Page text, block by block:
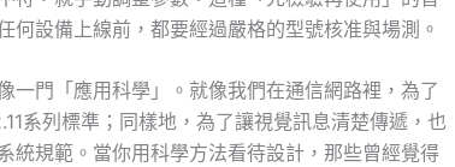
何設備上線前，都要經過嚴格的型號核准與場測。
一門「應用科學」。就像我們在通信網路裡，為了
系列標準；同樣地，為了讓視覺訊息清楚傳遞，也
統規範。當你用科學方法看待設計，那些曾經覺得